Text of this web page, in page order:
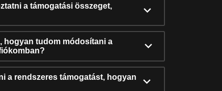
a támogatási összeget,
hogyan tudom módosítani a
a rendszeres támogatást, hogyan